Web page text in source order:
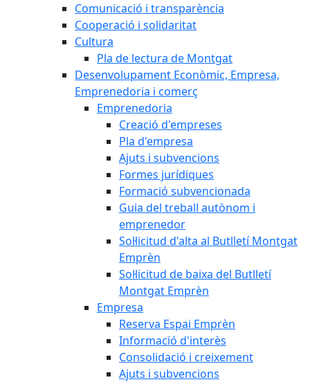
Comunicació i transparència
Cooperació i solidaritat
Cultura
Pla de lectura de Montgat
Desenvolupament Econòmic, Empresa,
Emprenedoria i comerç
Emprenedoria
Creació d'empreses
Pla d'empresa
Ajuts i subvencions
Formes jurídiques
Formació subvencionada
Guia del treball autònom i
emprenedor
Sol·licitud d'alta al Butlletí Montgat
Emprèn
Sol·licitud de baixa del Butlletí
Montgat Emprèn
Empresa
Reserva Espai Emprèn
Informació d'interès
Consolidació i creixement
Ajuts i subvencions